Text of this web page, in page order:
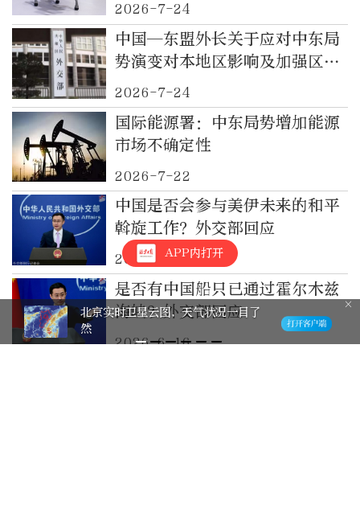
2026-7-24
中国—东盟外长关于应对中东局
势演变对本地区影响及加强区域
能源合作的联合声明
2026-7-24
国际能源署：中东局势增加能源
市场不确定性
2026-7-22
中国是否会参与美伊未来的和平
斡旋工作？外交部回应
2026-6-18
是否有中国船只已通过霍尔木兹
海峡？外交部回应
2026-6-16
APP内打开
北京实时卫星云图，天气状况一目了
然